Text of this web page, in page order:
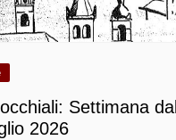
Settimana dal
2026